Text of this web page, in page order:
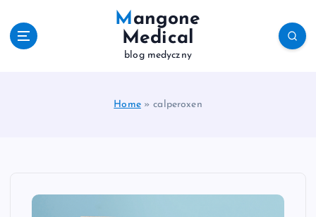
Mangone
Medical
blog medyczny
Home»calperoxen